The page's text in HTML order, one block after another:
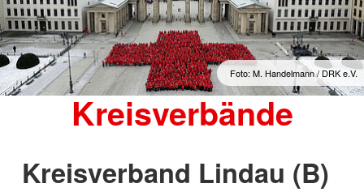
Foto: M. Handelmann / DRK e.V.
Kreisverbände
Kreisverband Lindau (B)